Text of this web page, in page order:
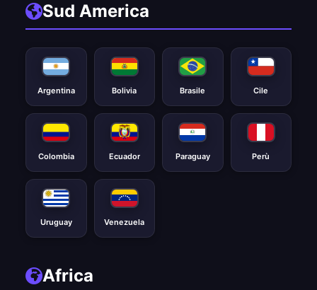
Sud America
Argentina Bolivia Brasile Cile
Colombia Ecuador Paraguay Perù
Uruguay Venezuela
Africa